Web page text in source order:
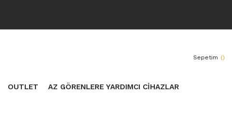
Sepetim ()
OUTLET AZ GÖRENLERE YARDIMCI CİHAZLAR